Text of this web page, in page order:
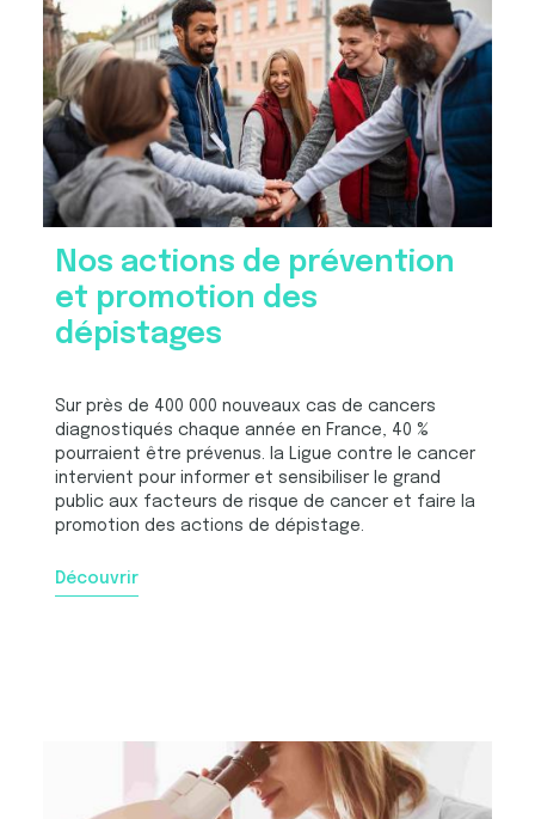
Nos actions de prévention
et promotion des
dépistages
Sur près de 400 000 nouveaux cas de cancers
diagnostiqués chaque année en France, 40 %
pourraient être prévenus. la Ligue contre le cancer
intervient pour informer et sensibiliser le grand
public aux facteurs de risque de cancer et faire la
promotion des actions de dépistage.
Découvrir